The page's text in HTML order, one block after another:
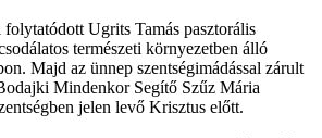
Ugrits Tamás pasztorális
természeti környezetben álló
Majd az ünnep szentségimádással zárult
Mindenkor Segítő Szűz Mária
jelen levő Krisztus előtt.